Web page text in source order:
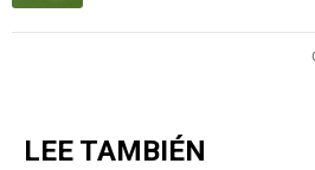
LEE TAMBIÉN